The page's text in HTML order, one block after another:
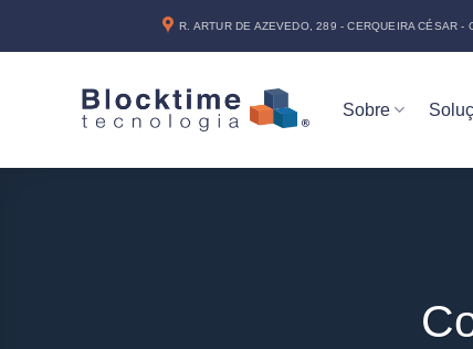
R. ARTUR DE AZEVEDO, 289 - CERQUEIRA CÉSAR
Sobre